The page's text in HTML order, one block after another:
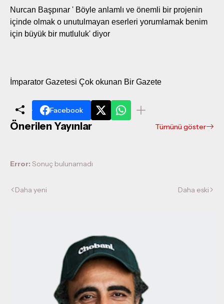
Nurcan Başpınar ' Böyle anlamlı ve önemli bir projenin
içinde olmak o unutulmayan eserleri yorumlamak benim
için büyük bir mutluluk' diyor
İmparator Gazetesi Çok okunan Bir Gazete
Facebook
Önerilen Yayınlar Tümünü göster
Error: Sonuç bulunamadı
Daha yeni Daha eski